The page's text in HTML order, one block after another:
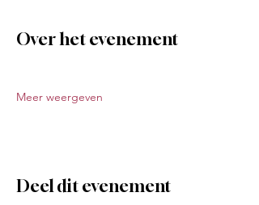
Over het evenement
Meer weergeven
Deel dit evenement